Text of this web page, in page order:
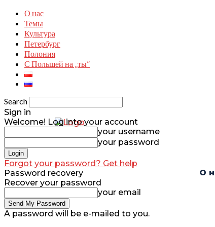
О нас
Темы
Культура
Петербург
Полония
С Польшей на „ты”
Search
О
Sign in
Welcome! Log into your account
your username
your password
Forgot your password? Get help
Password recovery
Recover your password
your email
A password will be e-mailed to you.